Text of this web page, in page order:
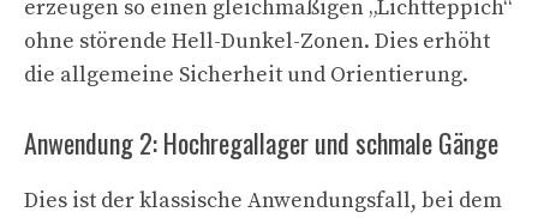
erzeugen so einen gleichmäßigen „Lichtteppich“
ohne störende Hell-Dunkel-Zonen. Dies erhöht
die allgemeine Sicherheit und Orientierung.
Anwendung 2: Hochregallager und schmale Gänge
Dies ist der klassische Anwendungsfall, bei dem